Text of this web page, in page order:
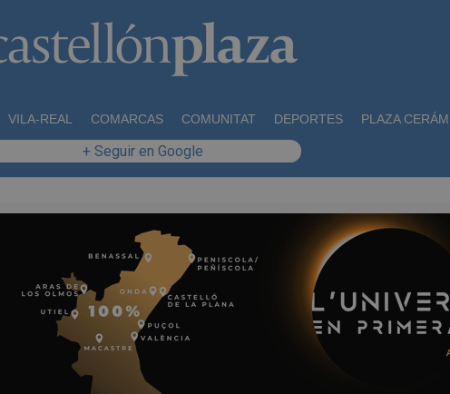
VILA-REAL COMARCAS COMUNITAT DEPORTES PLAZA
+ Seguir en Google